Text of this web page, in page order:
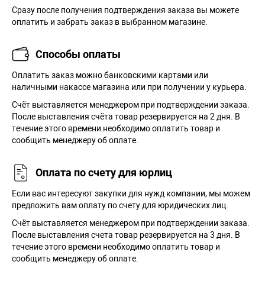
Сразу после получения подтверждения заказа вы можете
оплатить и забрать заказ в выбранном магазине.
Способы оплаты
Оплатить заказ можно банковскими картами или
наличными накассе магазина или при получении у курьера.
Cчёт выставляется менеджером при подтверждении заказа.
После выставления счёта товар резервируется на 2 дня. В
течение этого времени необходимо оплатить товар и
сообщить менеджеру об оплате.
Оплата по счету для юрлиц
Если вас интересуют закупки для нужд компании, мы можем
предложить вам оплату по счету для юридических лиц.
Счёт выставляется менеджером при подтверждении заказа.
После выставления счета товар резервируется на 3 дня. В
течение этого времени необходимо оплатить товар и
сообщить менеджеру об оплате.